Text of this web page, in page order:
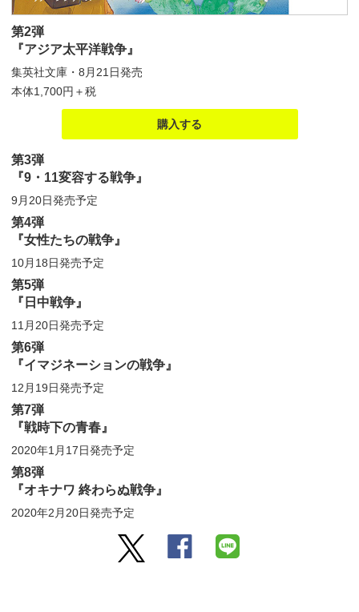
第2弾
『アジア太平洋戦争』
集英社文庫・8月21日発売
本体1,700円＋税
購入する
第3弾
『9・11変容する戦争』
9月20日発売予定
第4弾
『女性たちの戦争』
10月18日発売予定
第5弾
『日中戦争』
11月20日発売予定
第6弾
『イマジネーションの戦争』
12月19日発売予定
第7弾
『戦時下の青春』
2020年1月17日発売予定
第8弾
『オキナワ 終わらぬ戦争』
2020年2月20日発売予定